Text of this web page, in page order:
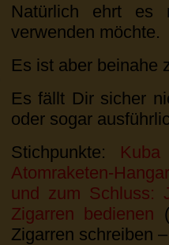
Natürlich ehrt es
verwenden möchte.
Es ist aber beinahe
Es fällt Dir sicher
oder sogar
Stichpunkte:
Atomraketen-
und zum Schluss:
Zigarren bedienen
Zigarren schreiben